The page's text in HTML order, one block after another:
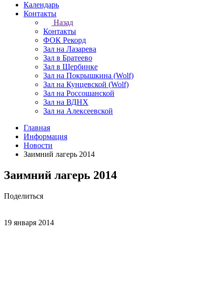
Календарь
Контакты
Назад
Контакты
ФОК Рекорд
Зал на Лазарева
Зал в Братеево
Зал в Щербинке
Зал на Покрышкина (Wolf)
Зал на Кунцевской (Wolf)
Зал на Россошанской
Зал на ВДНХ
Зал на Алексеевской
Главная
Информация
Новости
Заимний лагерь 2014
Заимний лагерь 2014
Поделиться
19 января 2014